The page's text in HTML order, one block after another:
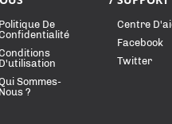
Politique De
D'utilisation
Sommes-
Nous ?
Centre
Facebook
Twitter